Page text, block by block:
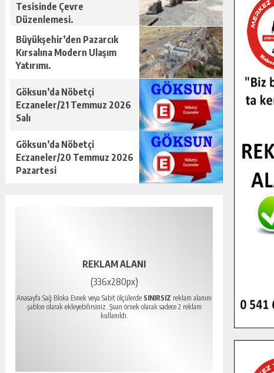
Tesisinde Çevre
Düzenlemesi.
Büyükşehir’den Pazarcık
Kırsalına Modern Ulaşım
Yatırımı.
Göksun’da Nöbetçi
Eczaneler/21 Temmuz 2026
Salı
Göksun’da Nöbetçi
Eczaneler/20 Temmuz 2026
Pazartesi
REKLAM ALANI
(336x280px)
Anasayfa Sağ Bloka Esnek veya Sabit ölçülerde SINIRSIZ reklam alanını
şablon olarak ekleyebilirsiniz. Şuan örnek olarak sadece 2 reklam
kullanıldı.